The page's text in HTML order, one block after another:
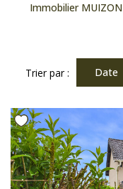
Immobilier MUIZON
Trier par : Date